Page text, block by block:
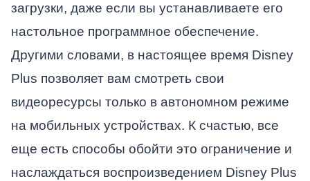
загрузки, даже если вы устанавливаете его
настольное программное обеспечение.
Другими словами, в настоящее время Disney
Plus позволяет вам смотреть свои
видеоресурсы только в автономном режиме
на мобильных устройствах. К счастью, все
еще есть способы обойти это ограничение и
наслаждаться воспроизведением Disney Plus